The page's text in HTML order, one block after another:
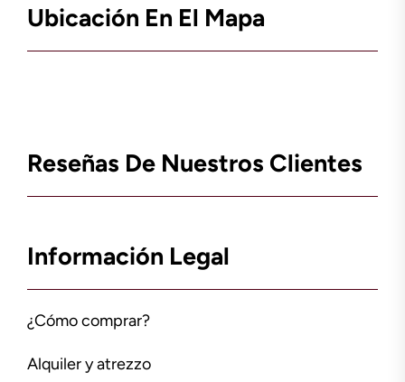
Ubicación En El Mapa
Reseñas De Nuestros Clientes
Información Legal
¿Cómo comprar?
Alquiler y atrezzo